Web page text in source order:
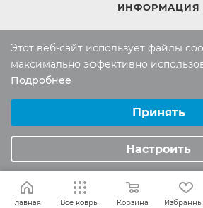
ИНФОРМАЦИЯ
Реквизиты
ПОМОЩЬ
Оплата и доставка
Обмен и возврат
Главная Все ковры Корзина
Этот веб-сайт использует файлы
максимально эффективно
Подробнее
Аналитические/Функциональные
Принять
Настроить